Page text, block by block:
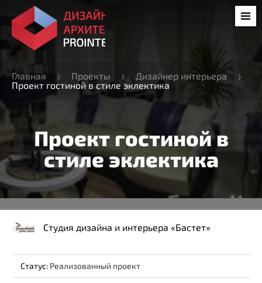
Главная Проекты
Дизайнер интерьера
Проект гостиной в стиле эклектика
Проект гостиной в
стиле эклектика
Студия дизайна и интерьера «Бастет»
Статус: Реализованный проект